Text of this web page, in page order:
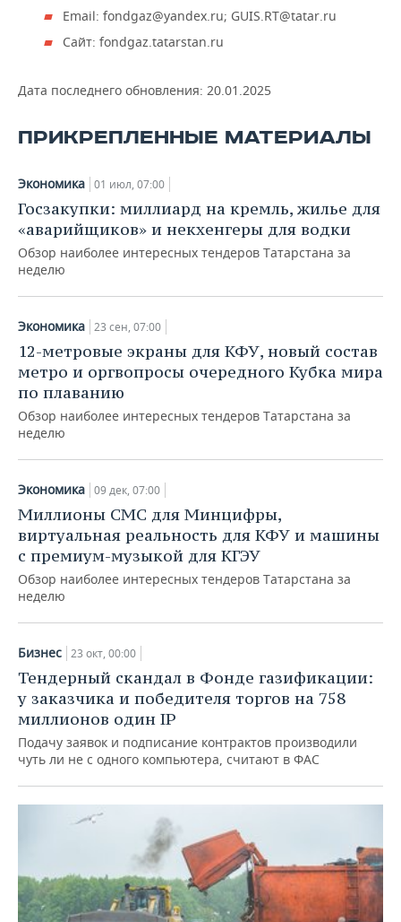
Email: fondgaz@yandex.ru; GUIS.RT@tatar.ru
Сайт: fondgaz.tatarstan.ru
Дата последнего обновления: 20.01.2025
ПРИКРЕПЛЕННЫЕ МАТЕРИАЛЫ
Экономика 01 июл, 07:00
Госзакупки: миллиард на кремль, жилье для
«аварийщиков» и некхенгеры для водки
Обзор наиболее интересных тендеров Татарстана за
неделю
Экономика 23 сен, 07:00
12-метровые экраны для КФУ, новый состав
метро и оргвопросы очередного Кубка мира
по плаванию
Обзор наиболее интересных тендеров Татарстана за
неделю
Экономика 09 дек, 07:00
Миллионы СМС для Минцифры,
виртуальная реальность для КФУ и машины
с премиум-музыкой для КГЭУ
Обзор наиболее интересных тендеров Татарстана за
неделю
Бизнес 23 окт, 00:00
Тендерный скандал в Фонде газификации:
у заказчика и победителя торгов на 758
миллионов один IP
Подачу заявок и подписание контрактов производили
чуть ли не с одного компьютера, считают в ФАС